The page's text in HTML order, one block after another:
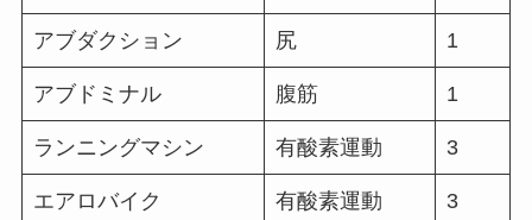
アブダクション 尻 1
アブドミナル 腹筋 1
ランニングマシン 有酸素運動 3
エアロバイク 有酸素運動 3